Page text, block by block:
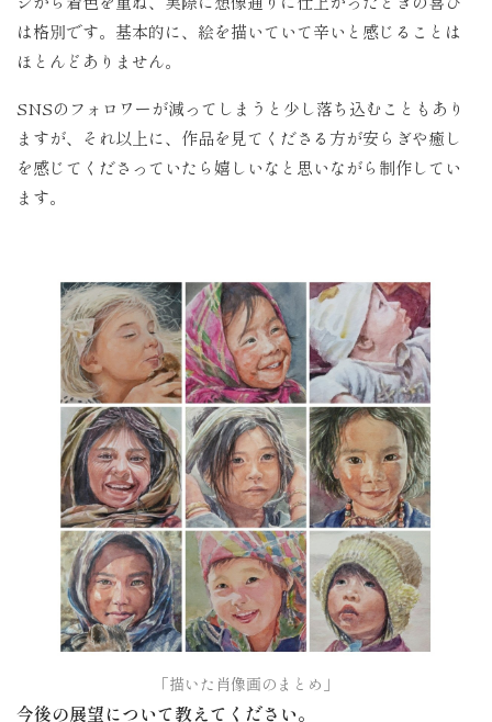
「描いた肖像画のまとめ」
は格別です。基本的に、絵を描いていて辛いと感じることは
ほとんどありません。
SNSのフォロワーが減ってしまうと少し落ち込むこともあり
ますが、それ以上に、作品を見てくださる方が安らぎや癒し
を感じてくださっていたら嬉しいなと思いながら制作してい
ます。
今後の展望について教えてください。